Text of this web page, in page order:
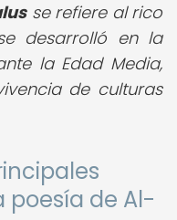
se refiere al rico
desarrolló en la
la Edad Media,
de culturas
poesía de Al-